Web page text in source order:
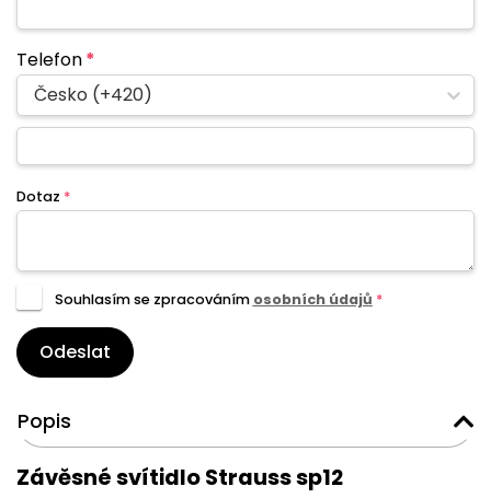
Telefon*
Česko (+420)
Dotaz *
Souhlasím se zpracováním osobních údajů *
Odeslat
Popis
Závěsné svítidlo Strauss sp12